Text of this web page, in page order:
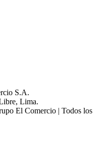
S.A.
Lima.
El Comercio | Todos los